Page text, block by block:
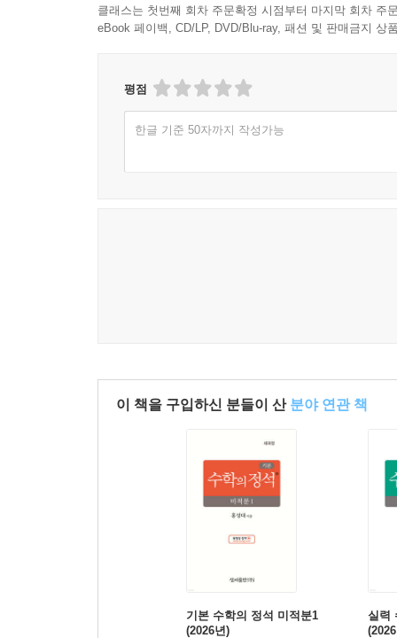
클래스는 첫번째 회차 주문확정 시점부터 마지막 회차 주
eBook 페이백, CD/LP, DVD/Blu-ray, 패션 및 판매금지 상
평점
한글 기준 50자까지 작성가능
이 책을 구입하신 분들이 산 분야 연관 책
기본 수학의 정석 미적분1
(2026년)
실력